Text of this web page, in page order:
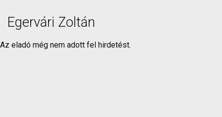
Egervári Zoltán
Az eladó még nem adott fel hirdetést.